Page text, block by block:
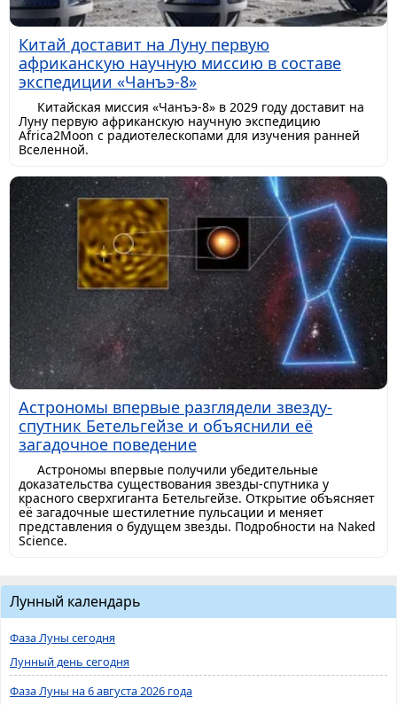
Китай доставит на Луну первую
африканскую научную миссию в составе
экспедиции «Чанъэ-8»
Китайская миссия «Чанъэ-8» в 2029 году доставит на
Луну первую африканскую научную экспедицию
Africa2Moon с радиотелескопами для изучения ранней
Вселенной.
Астрономы впервые разглядели звезду-
спутник Бетельгейзе и объяснили её
загадочное поведение
Астрономы впервые получили убедительные
доказательства существования звезды-спутника у
красного сверхгиганта Бетельгейзе. Открытие объясняет
её загадочные шестилетние пульсации и меняет
представления о будущем звезды. Подробности на Naked
Science.
Лунный календарь
Фаза Луны сегодня
Лунный день сегодня
Фаза Луны на 6 августа 2026 года